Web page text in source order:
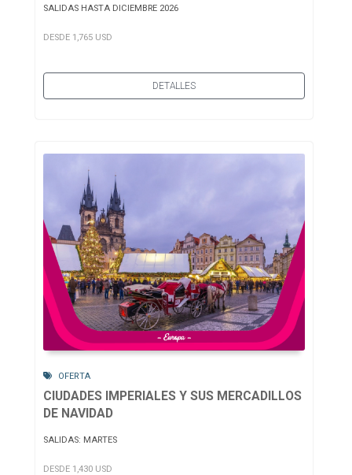
SALIDAS HASTA DICIEMBRE 2026
DESDE 1,765 USD
DETALLES
OFERTA
CIUDADES IMPERIALES Y SUS MERCADILLOS
DE NAVIDAD
SALIDAS: MARTES
DESDE 1,430 USD